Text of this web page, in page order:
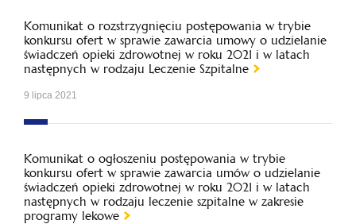
Komunikat o rozstrzygnięciu postępowania w trybie
konkursu ofert w sprawie zawarcia umowy o udzielanie
świadczeń opieki zdrowotnej w roku 2021 i w latach
następnych w rodzaju Leczenie Szpitalne
9 lipca 2021
Komunikat o ogłoszeniu postępowania w trybie
konkursu ofert w sprawie zawarcia umów o udzielanie
świadczeń opieki zdrowotnej w roku 2021 i w latach
następnych w rodzaju leczenie szpitalne w zakresie
programy lekowe